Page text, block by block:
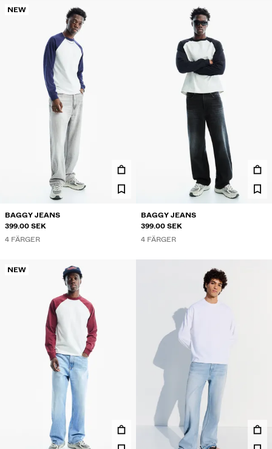
NEW
BAGGY JEANS
399.00 SEK
4 FÄRGER
BAGGY JEANS
399.00 SEK
4 FÄRGER
NEW